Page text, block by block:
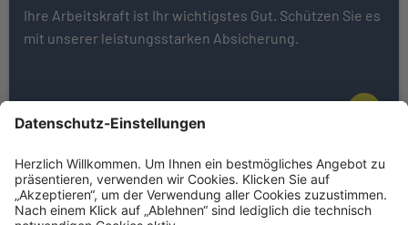
Ihre Arbeitskraft ist Ihr wichtigstes Gut. Schützen Sie es
mit unserer leistungsstarken Absicherung.
Weiter zu Basisrente (Rürup)